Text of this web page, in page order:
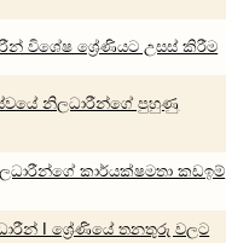
විශේෂ ශ්‍රේණියට උසස් කිරීම
නිලධාරීන්ගේ පුහුණු
කාර්යක්ෂමතා කඩඉම්
I ශ්‍රේණියේ තනතුරු වලට